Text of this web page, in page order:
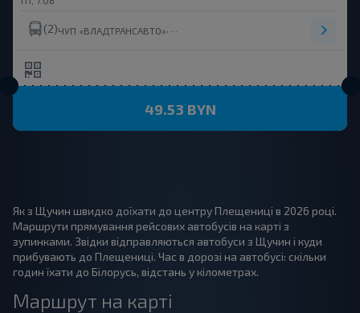
(2)ЧУП «ВЛАДТРАНСАВТО»
49.53 BYN
Як з Щучин швидко доїхати до центру Плещениці в 2026 році.
Маршрути прямування рейсових автобусів на карті з
зупинками. Звідки відправляються автобуси з Щучин і куди
прибувають до Плещениці. Час в дорозі на автобусі: скільки
годин їхати до Білорусь, відстань у кілометрах.
Маршрут на карті